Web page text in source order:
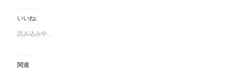
いいね:
読み込み中…
関連